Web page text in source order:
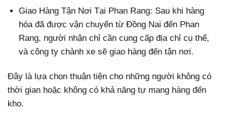
Giao Hàng Tận Nơi Tại Phan Rang: Sau khi hàng
hóa đã được vận chuyển từ Đồng Nai đến Phan
Rang, người nhận chỉ cần cung cấp địa chỉ cụ thể,
và công ty chành xe sẽ giao hàng đến tận nơi.
Đây là lựa chọn thuận tiện cho những người không có
thời gian hoặc không có khả năng tự mang hàng đến
kho.